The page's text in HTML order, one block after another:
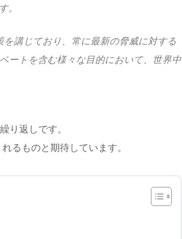
。
講じており、常に最新の脅威に対する
ートを含む様々な目的において、世界中
り返しです。
るものと期待しています。